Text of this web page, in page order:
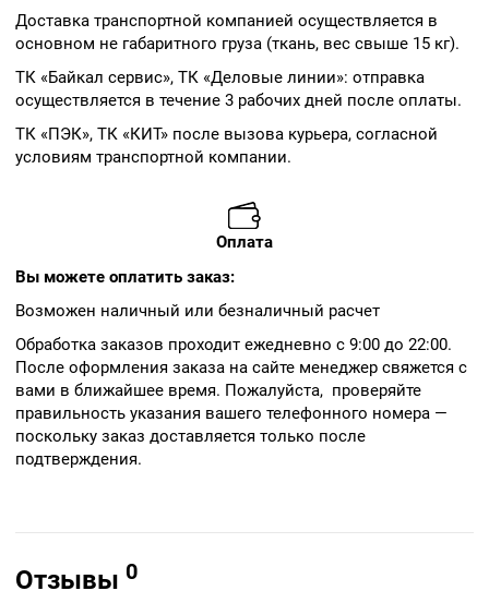
Доставка транспортной компанией осуществляется в
основном не габаритного груза (ткань, вес свыше 15 кг).
ТК «Байкал сервис», ТК «Деловые линии»: отправка
осуществляется в течение 3 рабочих дней после оплаты.
ТК «ПЭК», ТК «КИТ» после вызова курьера, согласной
условиям транспортной компании.
Оплата
Вы можете оплатить заказ:
Возможен наличный или безналичный расчет
Обработка заказов проходит ежедневно с 9:00 до 22:00.
После оформления заказа на сайте менеджер свяжется с
вами в ближайшее время. Пожалуйста, проверяйте
правильность указания вашего телефонного номера —
поскольку заказ доставляется только после
подтверждения.
Отзывы 0